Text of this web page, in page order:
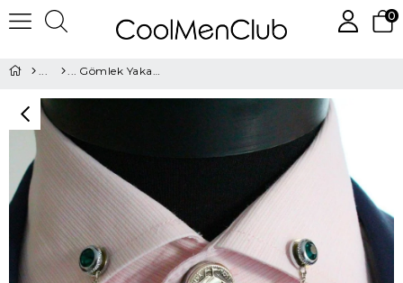
0
Gömlek Yaka İğnesi ve Düğmesi Seti